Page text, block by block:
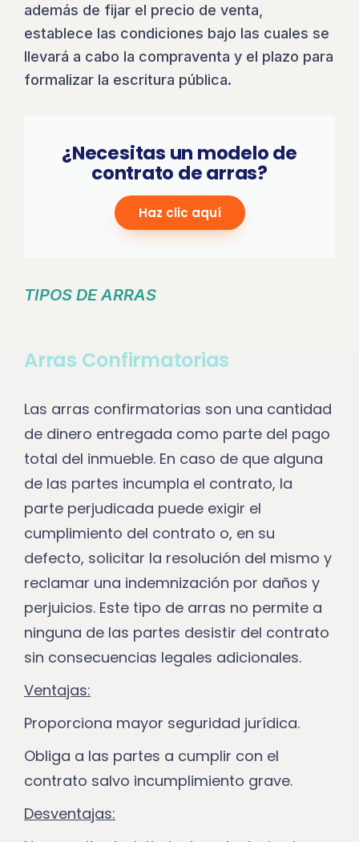
además de fijar el precio de venta,
establece las condiciones bajo las cuales se
llevará a cabo la compraventa y el plazo para
formalizar la escritura pública.
¿Necesitas un modelo de
contrato de arras?
Haz clic aquí
TIPOS DE ARRAS
Arras Confirmatorias
Las arras confirmatorias son una cantidad
de dinero entregada como parte del pago
total del inmueble. En caso de que alguna
de las partes incumpla el contrato, la
parte perjudicada puede exigir el
cumplimiento del contrato o, en su
defecto, solicitar la resolución del mismo y
reclamar una indemnización por daños y
perjuicios. Este tipo de arras no permite a
ninguna de las partes desistir del contrato
sin consecuencias legales adicionales.
Ventajas:
Proporciona mayor seguridad jurídica.
Obliga a las partes a cumplir con el
contrato salvo incumplimiento grave.
Desventajas: